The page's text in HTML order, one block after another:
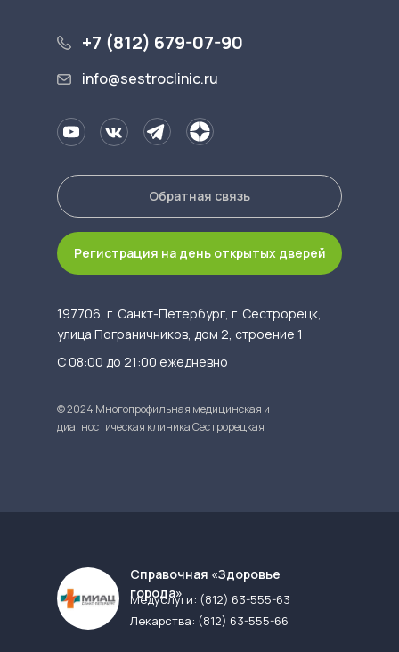
+7 (812) 679-07-90
info@sestroclinic.ru
197706, г. Санкт-Петербург, г. Сестрорецк,
улица Пограничников, дом 2, строение 1
Обратная связь
С 08:00 до 21:00 ежедневно
© 2024 Многопрофильная медицинская и
диагностическая клиника Сестрорецкая
Регистрация на день открытых дверей
Cправочная «Здоровье
города»
Медуслуги: (812) 63-555-63
Лекарства: (812) 63-555-66